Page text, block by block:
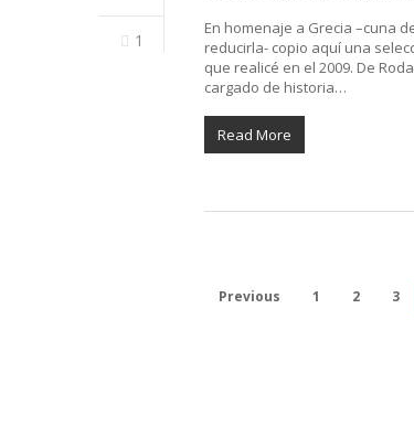
1
En homenaje a Grecia –cuna
reducirla- copio aquí una
que realicé en el 2009. De
cargado de historia…
Read More
Previous 1 2 3